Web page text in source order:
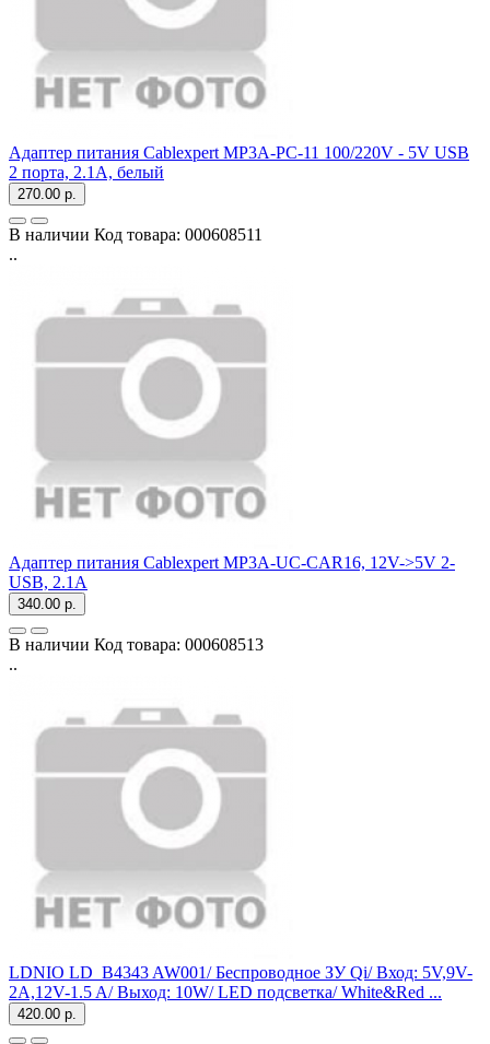
Адаптер питания Cablexpert MP3A-PC-11 100/220V - 5V USB
2 порта, 2.1A, белый
270.00 р.
В наличии Код товара: 000608511
..
Адаптер питания Cablexpert MP3A-UC-CAR16, 12V->5V 2-
USB, 2.1A
340.00 р.
В наличии Код товара: 000608513
..
LDNIO LD_B4343 AW001/ Беспроводное ЗУ Qi/ Вход: 5V,9V-
2A,12V-1.5 A/ Выход: 10W/ LED подсветка/ White&Red ...
420.00 р.